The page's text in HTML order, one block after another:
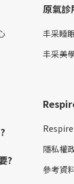
?
原氣診
丰采睡
丰采美
隱私權
參考資